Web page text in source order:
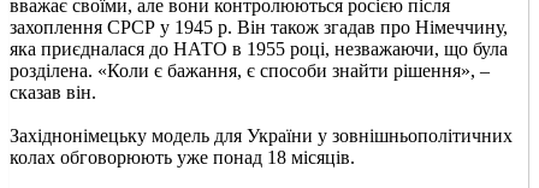
вважає своїми, але вони контролюються росією після
захоплення СРСР у 1945 р. Він також згадав про Німеччину,
яка приєдналася до НАТО в 1955 році, незважаючи, що була
розділена. «Коли є бажання, є способи знайти рішення», –
сказав він.
Західнонімецьку модель для України у зовнішньополітичних
колах обговорюють уже понад 18 місяців.